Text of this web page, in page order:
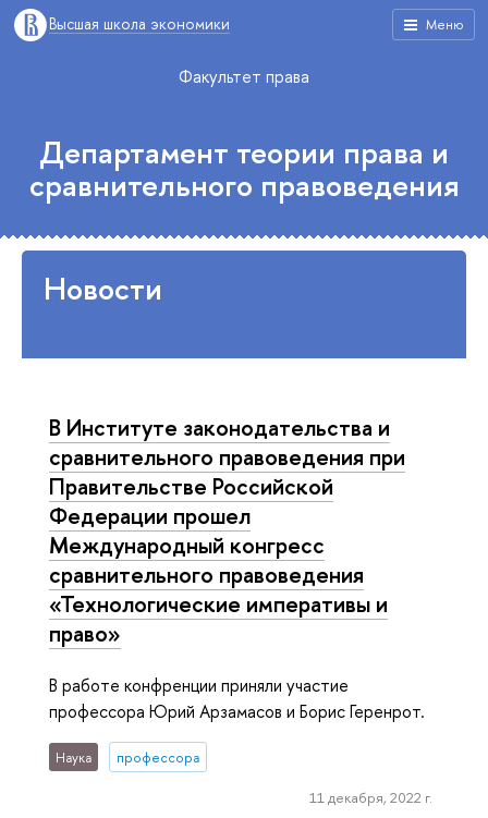
Меню
Высшая школа экономики
Факультет права
Департамент теории права и
сравнительного правоведения
Новости
В Институте законодательства и
сравнительного правоведения при
Правительстве Российской
Федерации прошел
Международный конгресс
сравнительного правоведения
«Технологические императивы и
право»
В работе конфренции приняли участие
профессора Юрий Арзамасов и Борис Геренрот.
Наука профессора
11 декабря, 2022 г.